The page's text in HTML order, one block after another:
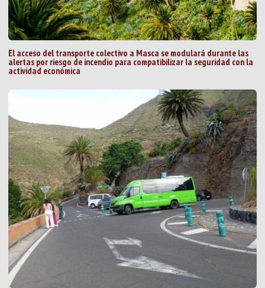
El acceso del transporte colectivo a Masca se modulará durante las
alertas por riesgo de incendio para compatibilizar la seguridad con la
actividad económica